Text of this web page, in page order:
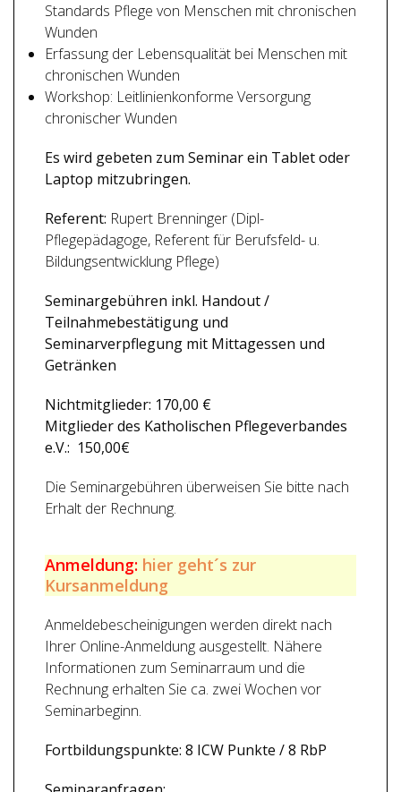
Standards Pflege von Menschen mit chronischen
Wunden
Erfassung der Lebensqualität bei Menschen mit
chronischen Wunden
Workshop: Leitlinienkonforme Versorgung
chronischer Wunden
Es wird gebeten zum Seminar ein Tablet oder
Laptop mitzubringen.
Referent: Rupert Brenninger (Dipl-
Pflegepädagoge, Referent für Berufsfeld- u.
Bildungsentwicklung Pflege)
Seminargebühren inkl. Handout /
Teilnahmebestätigung und
Seminarverpflegung mit Mittagessen und
Getränken
Nichtmitglieder: 170,00 €
Mitglieder des Katholischen Pflegeverbandes
e.V.: 150,00€
Die Seminargebühren überweisen Sie bitte nach
Erhalt der Rechnung.
Anmeldung: hier geht´s zur
Kursanmeldung
Anmeldebescheinigungen werden direkt nach
Ihrer Online-Anmeldung ausgestellt. Nähere
Informationen zum Seminarraum und die
Rechnung erhalten Sie ca. zwei Wochen vor
Seminarbeginn.
Fortbildungspunkte: 8 ICW Punkte / 8 RbP